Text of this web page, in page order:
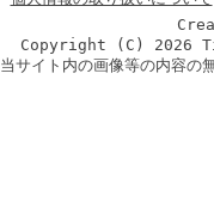
Copyright (C) 2026
当サイト内の画像等の内容の